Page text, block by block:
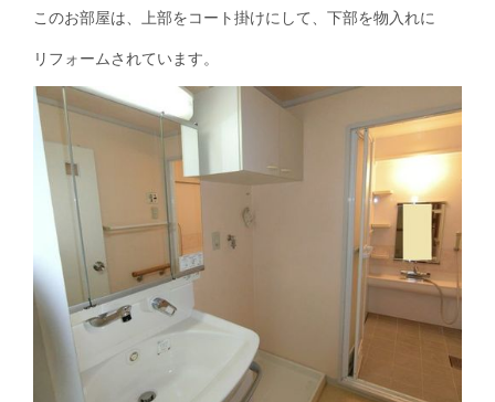
このお部屋は、上部をコート掛けにして、下部を物入れに
リフォームされています。